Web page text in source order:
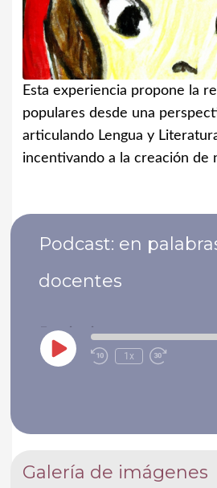
Esta experiencia propone la
populares desde una
articulando Lengua y
incentivando a la creación de
Podcast: en
docentes
Experiencias
Play
Episode Rewind
1x
Fast
Galería de imágenes